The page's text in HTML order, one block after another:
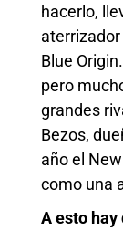
hacerlo,
Blue
pero
grandes
Bezos,
año el
como una
A esto hay